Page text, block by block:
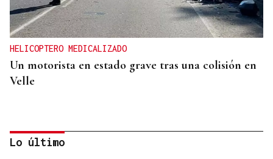
HELICOPTERO MEDICALIZADO
Un motorista en estado grave tras una colisión en
Velle
Lo último